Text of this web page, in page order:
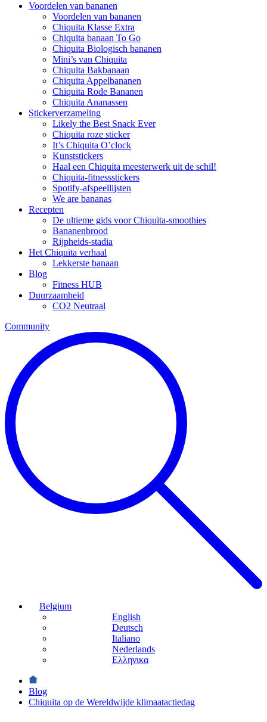
Voordelen van bananen
Voordelen van bananen
Chiquita Klasse Extra
Chiquita banaan To Go
Chiquita Biologisch bananen
Mini’s van Chiquita
Chiquita Bakbanaan
Chiquita Appelbananen
Chiquita Rode Bananen
Chiquita Ananassen
Stickerverzameling
Likely the Best Snack Ever
Chiquita roze sticker
It’s Chiquita O’clock
Kunststickers
Haal een Chiquita meesterwerk uit de schil!
Chiquita-fitnessstickers
Spotify-afspeellijsten
We are bananas
Recepten
De ultieme gids voor Chiquita-smoothies
Bananenbrood
Rijpheids-stadia
Het Chiquita verhaal
Lekkerste banaan
Blog
Fitness HUB
Duurzaamheid
CO2 Neutraal
Community
Belgium
English
Deutsch
Italiano
Nederlands
Ελληνικα
Blog
Chiquita op de Wereldwijde klimaatactiedag